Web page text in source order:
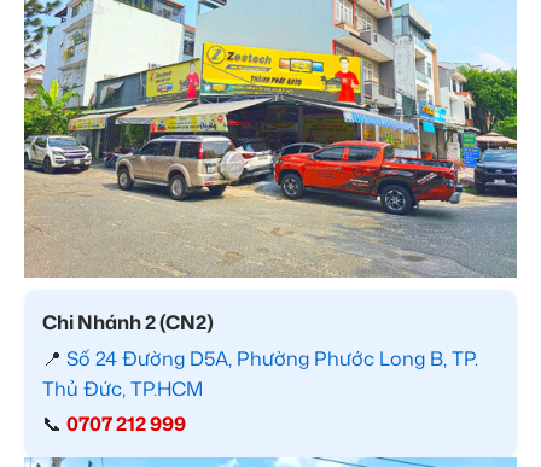
Chi Nhánh 2 (CN2)
📍 Số 24 Đường D5A, Phường Phước Long B, TP.
Thủ Đức, TP.HCM
📞 0707 212 999